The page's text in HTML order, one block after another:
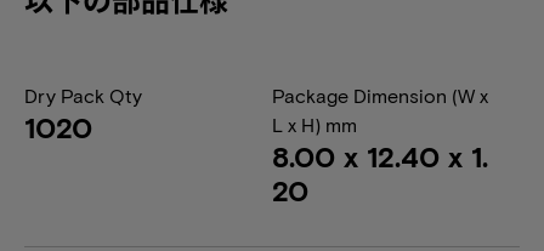
Dry Pack Qty
1020
Package Dimension (W x
L x H) mm
8.00 x 12.40 x 1.
20